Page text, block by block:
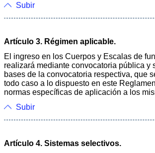
Subir
Artículo 3. Régimen aplicable.
El ingreso en los Cuerpos y Escalas de
realizará mediante convocatoria pública y
bases de la convocatoria respectiva, que
todo caso a lo dispuesto en este
normas específicas de aplicación a los
Subir
Artículo 4. Sistemas selectivos.